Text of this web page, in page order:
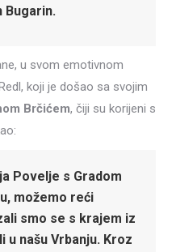
Bugarin.
u svom emotivnom
koji je došao sa svojim
Brčićem, čiji su korijeni s
Povelje s Gradom
možemo reći
smo se s krajem iz
našu Vrbanju. Kroz